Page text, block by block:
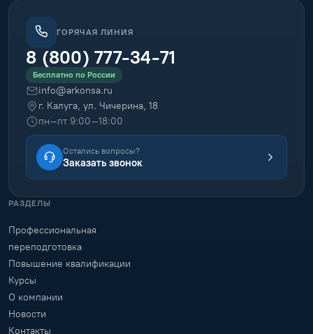
ГОРЯЧАЯ ЛИНИЯ
8 (800) 777-34-71
Бесплатно по России
info@arkonsa.ru
г. Калуга, ул. Чичерина, 18
пн–пт 9:00–18:00
Остались вопросы?
Заказать звонок
РАЗДЕЛЫ
Профессиональная
переподготовка
Повышение квалификации
Курсы
О компании
Новости
Контакты